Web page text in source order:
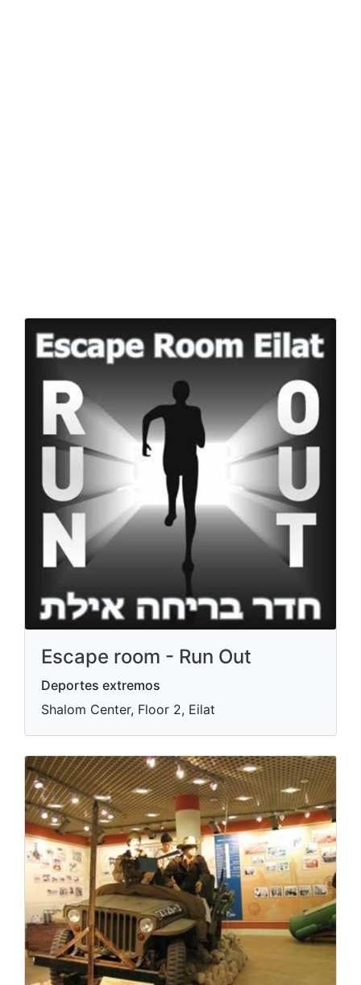
Escape room - Run Out
Deportes extremos
Shalom Center, Floor 2, Eilat